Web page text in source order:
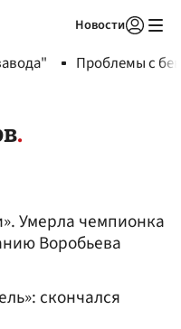
Новости
Проблемы с
Умерла чемпионка
Воробьева
скончался